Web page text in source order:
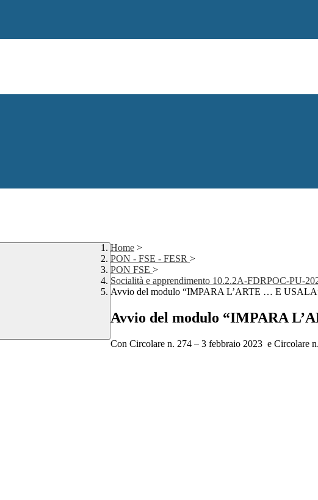
Home >
PON - FSE - FESR >
PON FSE >
Socialità e apprendimento 10.2.2A-FDRPOC-PU-
Avvio del modulo “IMPARA L’ARTE … E
Avvio del modulo “IMPARA
Con Circolare n. 274 – 3 febbraio 2023 e Circolare